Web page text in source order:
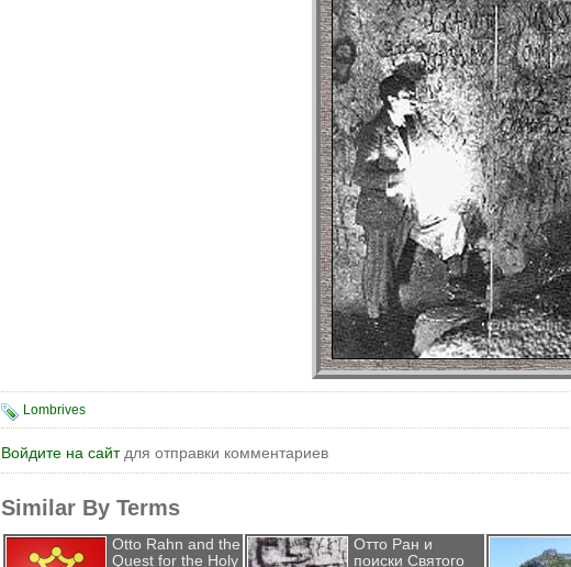
Lombrives
Войдите на сайтдля отправки комментариев
Similar By Terms
Otto Rahn and the
Quest for the Holy
Отто Ран и
поиски Святого